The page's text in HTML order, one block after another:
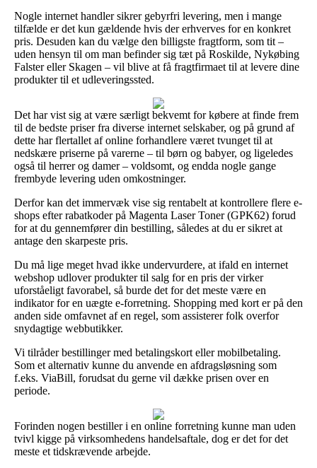
Nogle internet handler sikrer gebyrfri levering, men i mange
tilfælde er det kun gældende hvis der erhverves for en konkret
pris. Desuden kan du vælge den billigste fragtform, som tit –
uden hensyn til om man befinder sig tæt på Roskilde, Nykøbing
Falster eller Skagen – vil blive at få fragtfirmaet til at levere dine
produkter til et udleveringssted.
Det har vist sig at være særligt bekvemt for købere at finde frem
til de bedste priser fra diverse internet selskaber, og på grund af
dette har flertallet af online forhandlere været tvunget til at
nedskære priserne på varerne – til børn og babyer, og ligeledes
også til herrer og damer – voldsomt, og endda nogle gange
frembyde levering uden omkostninger.
Derfor kan det immervæk vise sig rentabelt at kontrollere flere e-
shops efter rabatkoder på Magenta Laser Toner (GPK62) forud
for at du gennemfører din bestilling, således at du er sikret at
antage den skarpeste pris.
Du må lige meget hvad ikke undervurdere, at ifald en internet
webshop udlover produkter til salg for en pris der virker
uforståeligt favorabel, så burde det for det meste være en
indikator for en uægte e-forretning. Shopping med kort er på den
anden side omfavnet af en regel, som assisterer folk overfor
snydagtige webbutikker.
Vi tilråder bestillinger med betalingskort eller mobilbetaling.
Som et alternativ kunne du anvende en afdragsløsning som
f.eks. ViaBill, forudsat du gerne vil dække prisen over en
periode.
Forinden nogen bestiller i en online forretning kunne man uden
tvivl kigge på virksomhedens handelsaftale, dog er det for det
meste et tidskrævende arbejde.